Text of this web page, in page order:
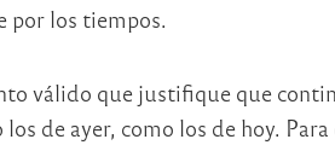
por los tiempos.
válido que justifique que
de ayer, como los de hoy.